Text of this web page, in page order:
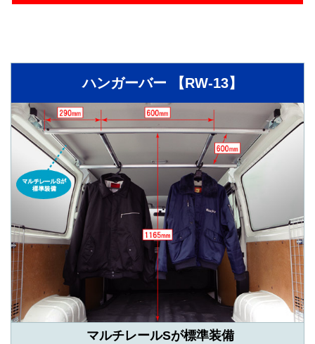
ハンガーバー 【RW-13】
マルチレールSが標準装備